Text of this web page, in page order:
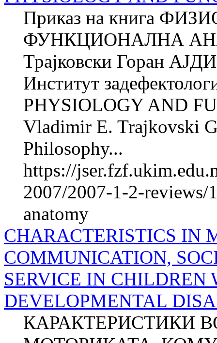
Приказ на книга
ФУНКЦИОНАЛНА
Трајковски Горан
Институт
PHYSIOLOGY AND
Vladimir E. Trajkovski
Philosophy...
https://
2007/2007-1-2-
anatomy
CHARACTERISTICS IN
COMMUNICATION,
SERVICE IN CHILDREN
DEVELOPMENTAL
КАРАКТЕРИСТИКИ